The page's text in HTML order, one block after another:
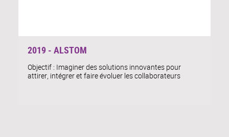
2019 - ALSTOM
Objectif : Imaginer des solutions innovantes pour
attirer, intégrer et faire évoluer les collaborateurs